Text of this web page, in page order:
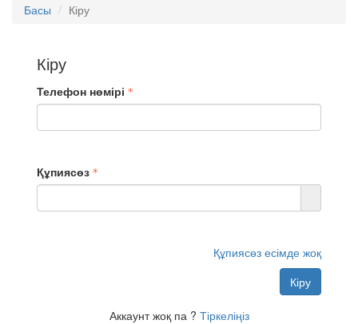
Басы
Кіру
Кіру
Телефон нөмірі
Құпиясөз
Құпиясөз есімде жоқ
Кіру
Аккаунт жоқ па ? Тіркеліңіз